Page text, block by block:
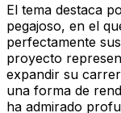
El tema destaca
pegajoso, en el
perfectamente
proyecto
expandir su
una forma de
ha admirado